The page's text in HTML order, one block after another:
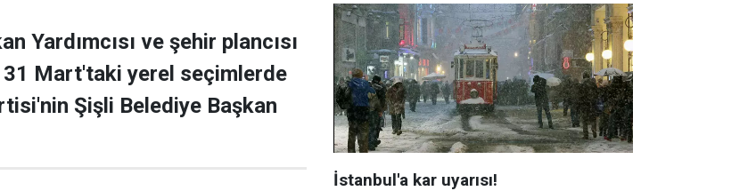
Yardımcısı ve şehir plancısı
31 Mart'taki yerel seçimlerde
Şişli Belediye Başkan
İstanbul'a kar uyarısı!